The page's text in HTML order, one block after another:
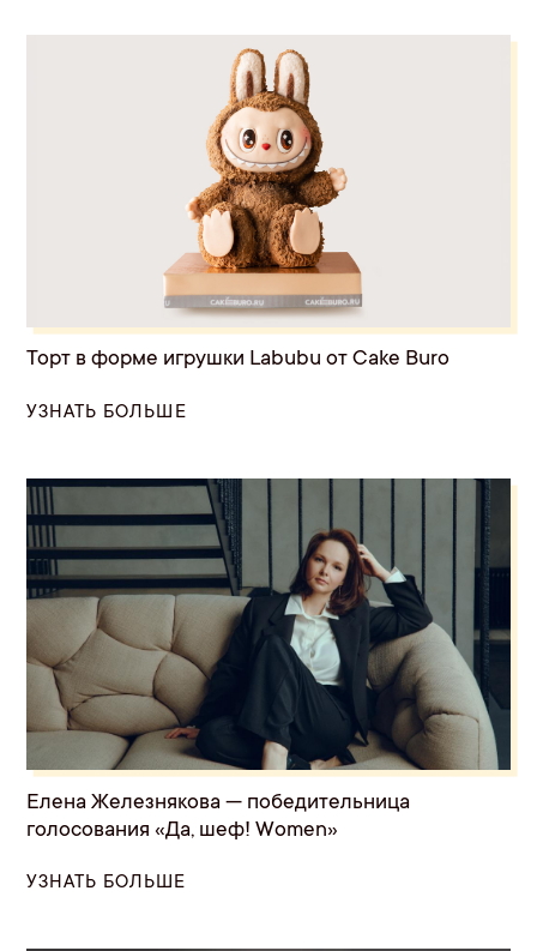
Торт в форме игрушки Labubu от Cake Buro
УЗНАТЬ БОЛЬШЕ
Елена Железнякова — победительница
голосования «Да, шеф! Women»
УЗНАТЬ БОЛЬШЕ